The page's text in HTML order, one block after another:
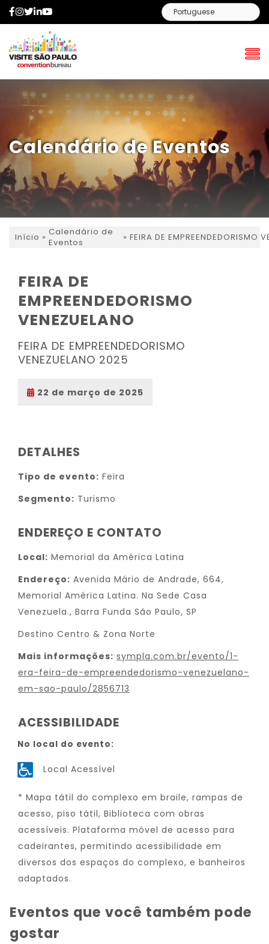
Facebook
Instagram
Twitter
LinkedIn
Calendário de Eventos
Início » Calendário de
Eventos
» FEIRA DE EMPREENDEDORISMO
FEIRA DE
EMPREENDEDORISMO
VENEZUELANO
FEIRA DE EMPREENDEDORISMO
VENEZUELANO 2025
22 de março de 2025
DETALHES
Tipo de evento: Feira
Segmento: Turismo
ENDEREÇO E CONTATO
Local: Memorial da América Latina
Endereço: Avenida Mário de Andrade, 664,
Memorial América Latina. Na Sede Casa
Venezuela., Barra Funda São Paulo, SP
Destino Centro & Zona Norte
Mais informações: sympla.com.br/evento/1-
era-feira-de-empreendedorismo-venezuelano-
em-sao-paulo/2856713
ACESSIBILIDADE
No local do evento:
Local Acessível
* Mapa tátil do complexo em braile, rampas de
acesso, piso tátil, Biblioteca com obras
acessíveis. Plataforma móvel de acesso para
cadeirantes, permitindo acessibilidade em
diversos dos espaços do complexo, e banheiros
adaptados.
Eventos que você também pode
gostar